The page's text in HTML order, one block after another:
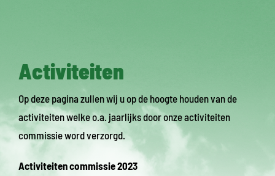
Activiteiten
Op deze pagina zullen wij u op de hoogte houden van de
activiteiten welke o.a. jaarlijks door onze activiteiten
commissie word verzorgd.
Activiteiten commissie 2023